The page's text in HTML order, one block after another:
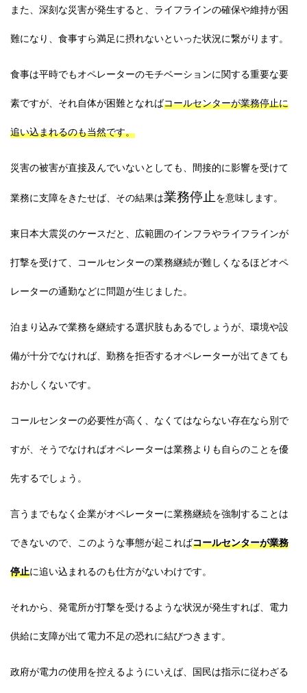
また、深刻な災害が発生すると、ライフラインの確保や維持が困
難になり、食事すら満足に摂れないといった状況に繋がります。
食事は平時でもオペレーターのモチベーションに関する重要な要
素ですが、それ自体が困難となればコールセンターが業務停止に
追い込まれるのも当然です。
災害の被害が直接及んでいないとしても、 間接的に影響を受けて
業務に支障をきたせば、その結果は業務停止を意味します。
東日本大震災のケースだと、広範囲のインフラやライフラインが
打撃を受けて、コールセンターの業務継続が難しくなるほどオペ
レーターの通勤などに問題が生じました。
泊まり込みで業務を継続する選択肢もあるでしょうが、環境や設
備が十分でなければ、勤務を拒否するオペレーターが出てきても
おかしくないです。
コールセンターの必要性が高く、なくてはならない存在なら別で
すが、そうでなければオペレーターは業務よりも自らのことを優
先するでしょう。
言うまでもなく企業がオペレーターに業務継続を強制することは
できないので、このような事態が起こればコールセンターが業務
停止に追い込まれるのも仕方がないわけです。
それから、発電所が打撃を受けるような状況が発生すれば、電力
供給に支障が出て電力不足の恐れに結びつきます。
政府が電力の使用を控えるようにいえば、国民は指示に従わざる